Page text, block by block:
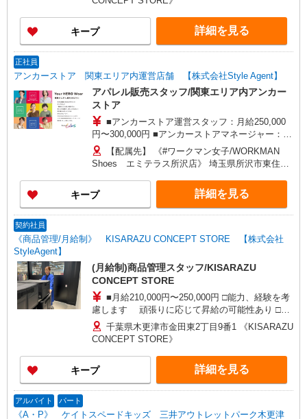
キープ 詳細を見る
正社員
アンカーストア 関東エリア内運営店舗 【株式会社Style Agent】
アパレル販売スタッフ/関東エリア内アンカー
ストア
■アンカーストア運営スタッフ：月給250,000
円〜300,000円 ■アンカーストアマネージャー：月
給300,000円〜450,000円 □能力、経験を考慮しま
す 頑張りに応じて給与UPの可能性あり □別途交
通費全額支給 □役職任用時、各種手当あり
【配属先】 《#ワークマン女子/WORKMAN
Shoes エミテラス所沢店》 埼玉県所沢市東住吉
店》 埼玉県川口市宮町18-9 《Workman Colors
ダイナシティウエスト店》 神奈川県小田原市中里
208 《KISARAZU CONCEPT STORE》 千葉県木
際には、立ち上げのお手伝いとして数週間の出張
キープ 詳細を見る
契約社員
《商品管理/月給制》 KISARAZU CONCEPT STORE 【株式会社
StyleAgent】
(月給制)商品管理スタッフ/KISARAZU
CONCEPT STORE
■月給210,000円〜250,000円 □能力、経験を考
慮します 頑張りに応じて昇給の可能性あり □別
途交通費全額支給 □役職任用時、各種手当あり □
エリアリーダー(月給230,000円〜280,000円)同時
千葉県木更津市金田東2丁目9番1 《KISARAZU
CONCEPT STORE》
キープ 詳細を見る
アルバイト パート
《A・P》 ケイトスペードキッズ 三井アウトレットパーク木更津